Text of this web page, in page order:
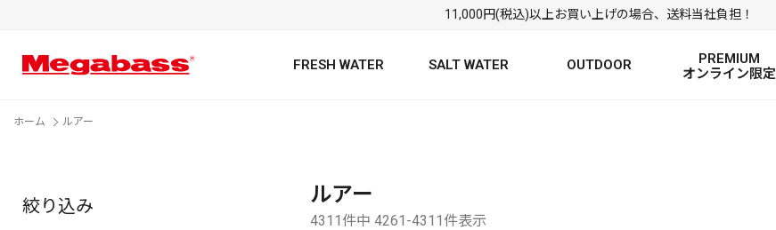
11,000円(税込)以上お買い上げの場合、送料当社負担！
FRESH WATER SALT WATER OUTDOOR
PREMIUM
オンライン限定
ホーム ルアー
絞り込み ルアー
4311件中 4261-4311件表示